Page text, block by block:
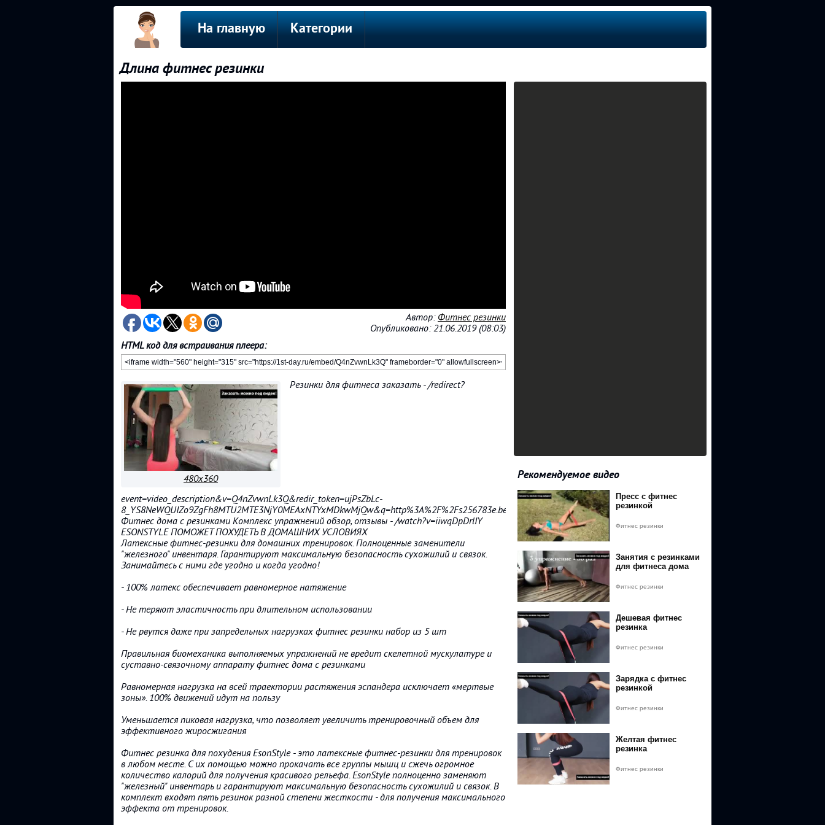
На главную Категории
Длина фитнес резинки
Автор: Фитнес резинки
Опубликовано: 21.06.2019 (08:03)
HTML код для встраивания плеера:
480x360
Резинки для фитнеса заказать - /redirect?
event=video_description&v=Q4nZvwnLk3Q&redir_token=ujPsZbLc-
8_YS8NeWQUIZo9ZgFh8MTU2MTE3NjY0MEAxNTYxMDkwMjQw&q=http%3A%2F%2Fs256783e.beget.tech%2FFITNESREZINKI
Фитнес дома с резинками Комплекс упражнений обзор, отзывы - /watch?v=iiwqDpDrlIY
ESONSTYLE ПОМОЖЕТ ПОХУДЕТЬ В ДОМАШНИХ УСЛОВИЯХ
Латексные фитнес-резинки для домашних тренировок. Полноценные заменители
"железного" инвентаря. Гарантируют максимальную безопасность сухожилий и связок.
Занимайтесь с ними где угодно и когда угодно!
- 100% латекс обеспечивает равномерное натяжение
- Не теряют эластичность при длительном использовании
- Не рвутся даже при запредельных нагрузках фитнес резинки набор из 5 шт
Правильная биомеханика выполняемых упражнений не вредит скелетной мускулатуре и
суставно-связочному аппарату фитнес дома с резинками
Равномерная нагрузка на всей траектории растяжения эспандера исключает «мертвые
зоны». 100% движений идут на пользу
Уменьшается пиковая нагрузка, что позволяет увеличить тренировочный объем для
эффективного жиросжигания
Фитнес резинка для похудения EsonStyle - это латексные фитнес-резинки для тренировок
в любом месте. С их помощью можно прокачать все группы мышц и сжечь огромное
количество калорий для получения красивого рельефа. EsonStyle полноценно заменяют
"железный" инвентарь и гарантируют максимальную безопасность сухожилий и связок. В
комплект входят пять резинок разной степени жесткости - для получения максимального
эффекта от тренировок.
Рекомендуемое видео
Пресс с фитнес
резинкой
Фитнес резинки
Занятия с резинками
для фитнеса дома
Фитнес резинки
Дешевая фитнес
резинка
Фитнес резинки
Зарядка с фитнес
резинкой
Фитнес резинки
Желтая фитнес
резинка
Фитнес резинки